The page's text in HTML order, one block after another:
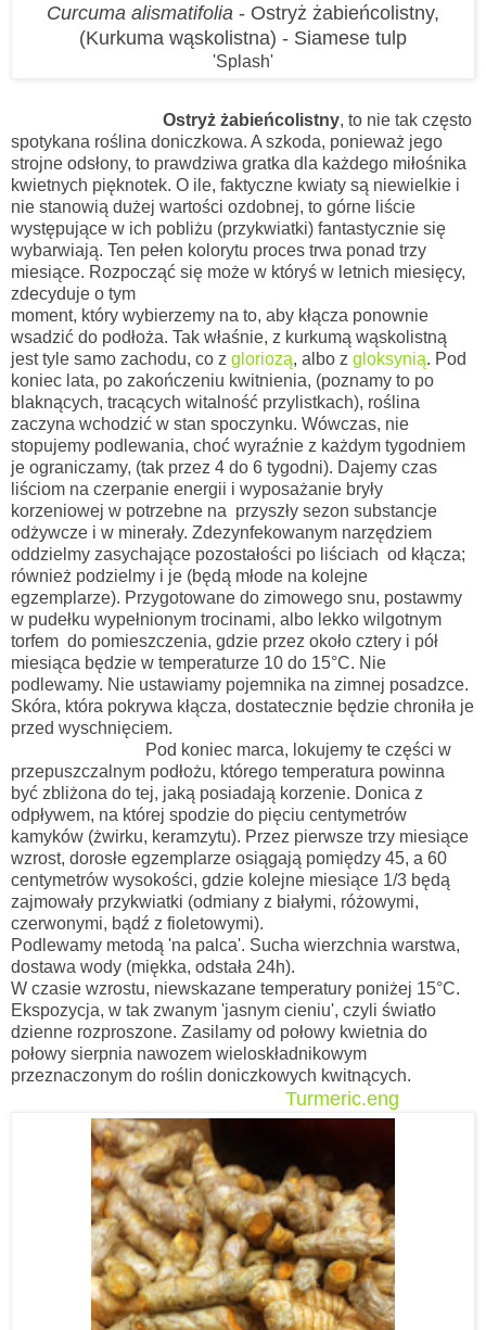
Curcuma alismatifolia - Ostryż żabieńcolistny,
(Kurkuma wąskolistna) - Siamese tulp
'Splash'
Ostryż żabieńcolistny, to nie tak często
spotykana roślina doniczkowa. A szkoda, ponieważ jego
strojne odsłony, to prawdziwa gratka dla każdego miłośnika
kwietnych pięknotek. O ile, faktyczne kwiaty są niewielkie i
nie stanowią dużej wartości ozdobnej, to górne liście
występujące w ich pobliżu (przykwiatki) fantastycznie się
wybarwiają. Ten pełen kolorytu proces trwa ponad trzy
miesiące. Rozpocząć się może w któryś w letnich miesięcy,
zdecyduje o tym
moment, który wybierzemy na to, aby kłącza ponownie
wsadzić do podłoża. Tak właśnie, z kurkumą wąskolistną
jest tyle samo zachodu, co z gloriozą, albo z gloksynią. Pod
koniec lata, po zakończeniu kwitnienia, (poznamy to po
blaknących, tracących witalność przylistkach), roślina
zaczyna wchodzić w stan spoczynku. Wówczas, nie
stopujemy podlewania, choć wyraźnie z każdym tygodniem
je ograniczamy, (tak przez 4 do 6 tygodni). Dajemy czas
liściom na czerpanie energii i wyposażanie bryły
korzeniowej w potrzebne na przyszły sezon substancje
odżywcze i w minerały. Zdezynfekowanym narzędziem
oddzielmy zasychające pozostałości po liściach od kłącza;
również podzielmy i je (będą młode na kolejne
egzemplarze). Przygotowane do zimowego snu, postawmy
w pudełku wypełnionym trocinami, albo lekko wilgotnym
torfem do pomieszczenia, gdzie przez około cztery i pół
miesiąca będzie w temperaturze 10 do 15°C. Nie
podlewamy. Nie ustawiamy pojemnika na zimnej posadzce.
Skóra, która pokrywa kłącza, dostatecznie będzie chroniła je
przed wyschnięciem.
Pod koniec marca, lokujemy te części w
przepuszczalnym podłożu, którego temperatura powinna
być zbliżona do tej, jaką posiadają korzenie. Donica z
odpływem, na której spodzie do pięciu centymetrów
kamyków (żwirku, keramzytu). Przez pierwsze trzy miesiące
wzrost, dorosłe egzemplarze osiągają pomiędzy 45, a 60
centymetrów wysokości, gdzie kolejne miesiące 1/3 będą
zajmowały przykwiatki (odmiany z białymi, różowymi,
czerwonymi, bądź z fioletowymi).
Podlewamy metodą 'na palca'. Sucha wierzchnia warstwa,
dostawa wody (miękka, odstała 24h).
W czasie wzrostu, niewskazane temperatury poniżej 15°C.
Ekspozycja, w tak zwanym 'jasnym cieniu', czyli światło
dzienne rozproszone. Zasilamy od połowy kwietnia do
połowy sierpnia nawozem wieloskładnikowym
przeznaczonym do roślin doniczkowych kwitnących.
Turmeric.eng